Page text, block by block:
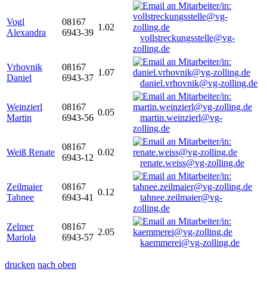
Vogl
Alexandra
08167
6943-39
1.02
vollstreckungsstelle@vg-
zolling.de
Vrhovnik
Daniel
08167
6943-37
1.07
daniel.vrhovnik@vg-zolling.de
Weinzierl
Martin
08167
6943-56
0.05
martin.weinzierl@vg-
zolling.de
Weiß Renate
08167
6943-12
0.02
renate.weiss@vg-zolling.de
Zeilmaier
Tahnee
08167
6943-41
0.12
tahnee.zeilmaier@vg-
zolling.de
Zelmer
Mariola
08167
6943-57
2.05
kaemmerei@vg-zolling.de
drucken nach oben